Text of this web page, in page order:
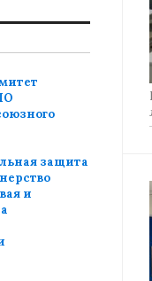
защита
и